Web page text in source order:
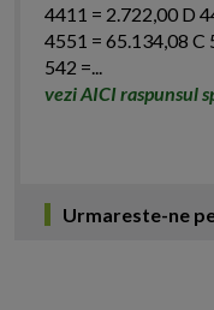
4411 = 2.722,00 D
4551 = 65.134,08 C
542 =...
vezi AICI raspunsul
Urmareste-ne